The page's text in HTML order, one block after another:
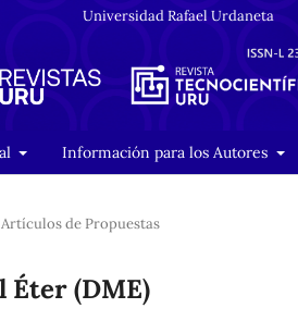
Información para los Autores
Universidad Rafael Urdaneta
Artículos de Propuestas
Éter (DME)